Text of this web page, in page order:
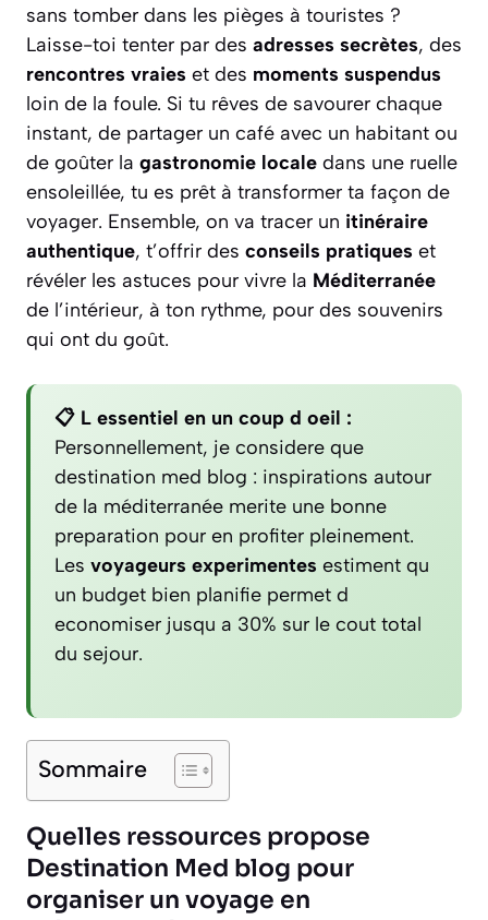
sans tomber dans les pièges à touristes ?
Laisse-toi tenter par des adresses secrètes, des
rencontres vraies et des moments suspendus
loin de la foule. Si tu rêves de savourer chaque
instant, de partager un café avec un habitant ou
de goûter la gastronomie locale dans une ruelle
ensoleillée, tu es prêt à transformer ta façon de
voyager. Ensemble, on va tracer un itinéraire
authentique, t’offrir des conseils pratiques et
révéler les astuces pour vivre la Méditerranée
de l’intérieur, à ton rythme, pour des souvenirs
qui ont du goût.
📋 L essentiel en un coup d oeil :
Personnellement, je considere que
destination med blog : inspirations autour
de la méditerranée merite une bonne
preparation pour en profiter pleinement.
Les voyageurs experimentes estiment qu
un budget bien planifie permet d
economiser jusqu a 30% sur le cout total
du sejour.
Sommaire
Quelles ressources propose
Destination Med blog pour
organiser un voyage en